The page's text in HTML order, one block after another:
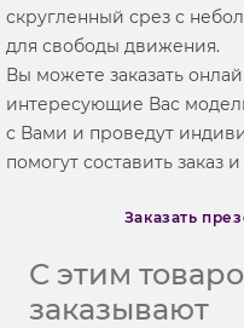
скругленный срез с
для свободы движения.
Вы можете заказать
интересующие Вас
с Вами и проведут
помогут составить заказ
Заказать
С этим
заказывают